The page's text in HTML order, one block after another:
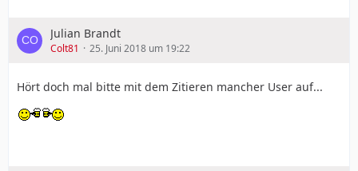
Julian Brandt
Colt81 25. Juni 2018 um 19:22
Hört doch mal bitte mit dem Zitieren mancher User auf...